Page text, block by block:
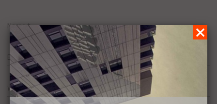
Name *
Email*
Website